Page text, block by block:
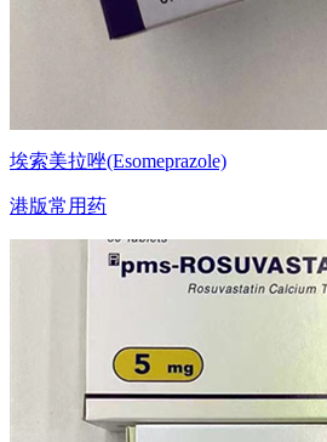
埃索美拉唑(Esomeprazole)
港版常用药